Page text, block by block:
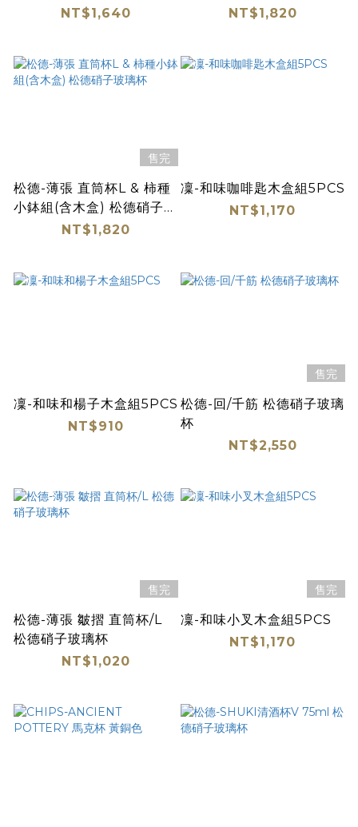
NT$1,640
NT$1,820
售完
松德-薄張 直筒杯L & 柿種
小鉢組(含木盒) 松德硝子玻
NT$1,820
凜-和味咖啡匙木盒組5PCS
NT$1,170
凜-和味和楊子木盒組5PCS
NT$910
售完
松德-回/千筋 松德硝子玻璃
杯
NT$2,550
售完
松德-薄張 皺摺 直筒杯/L
松德硝子玻璃杯
NT$1,020
售完
凜-和味小叉木盒組5PCS
NT$1,170